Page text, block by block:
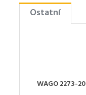
Ostatní
WAGO 2273-